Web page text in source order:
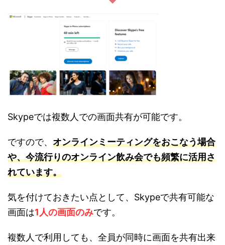
Skypeでは複数人での画面共有が可能です。
ですので、 オンラインミーティングをおこなう場合
や、今流行りのオンライン飲み会でも頻繁に活用さ
れています。
気を付けておきたい点として、Skypeで共有可能な
画面は1人の画面のみです。
複数人で利用しても、全員が同時に画面を共有出来